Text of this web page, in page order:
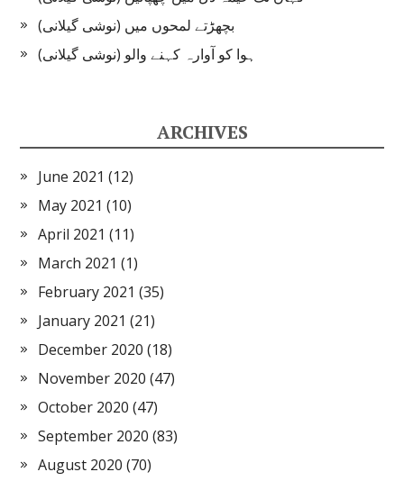
بچھڑتے لمحوں میں (نوشی گیلانی)
ہوا کو آوارہ کہنے والو (نوشی گیلانی)
ARCHIVES
June 2021 (12)
May 2021 (10)
April 2021 (11)
March 2021 (1)
February 2021 (35)
January 2021 (21)
December 2020 (18)
November 2020 (47)
October 2020 (47)
September 2020 (83)
August 2020 (70)